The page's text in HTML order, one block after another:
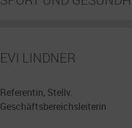
EVI LINDNER
Referentin, Stellv.
Geschäftsbereichsleiterin